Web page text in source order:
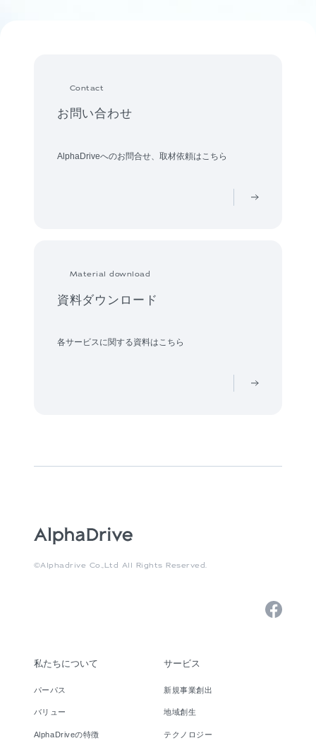
Contact
お問い合わせ
AlphaDriveへのお問合せ、取材依頼はこちら
Material download
資料ダウンロード
各サービスに関する資料はこちら
©Alphadrive Co.,Ltd All Rights Reserved.
私たちについて
パーパス
バリュー
AlphaDriveの特徴
サービス
新規事業創出
地域創生
テクノロジー